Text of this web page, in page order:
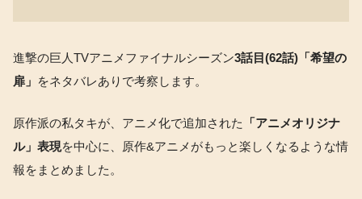
進撃の巨人TVアニメファイナルシーズン3話目(62話)「希望の
扉」 をネタバレありで考察します。
原作派の私タキが、アニメ化で追加された
「アニメオリジナ
ル」表現を中心に、原作&アニメがもっと楽しくなるような情
報をまとめました。